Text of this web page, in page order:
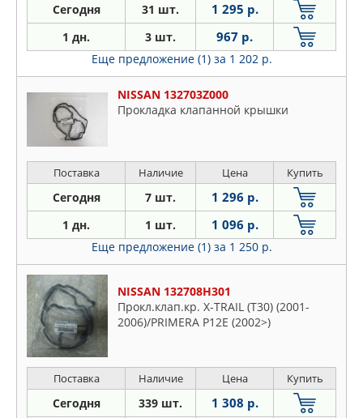
Сегодня 31 шт. 1 295 р.
1 дн. 3 шт. 967 р.
Еще предложение (1) за 1 202 р.
NISSAN 132703Z000
Прокладка клапанной крышки
Поставка Наличие Цена Купить
Сегодня 7 шт. 1 296 р.
1 дн. 1 шт. 1 096 р.
Еще предложение (1) за 1 250 р.
NISSAN 132708H301
Прокл.клап.кр. X-TRAIL (T30) (2001-
2006)/PRIMERA P12E (2002>)
Поставка Наличие Цена Купить
Сегодня 339 шт. 1 308 р.